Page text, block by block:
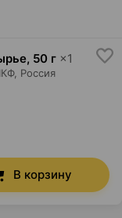
, 50 г ×1
, Россия
В корзину